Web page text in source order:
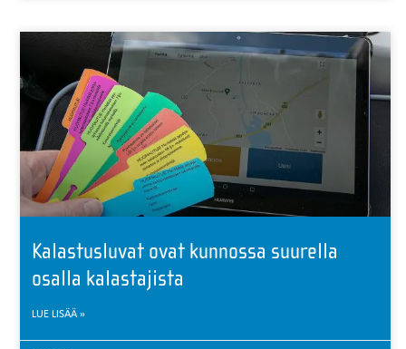
Kalastusluvat ovat kunnossa suurella
osalla kalastajista
LUE LISÄÄ »